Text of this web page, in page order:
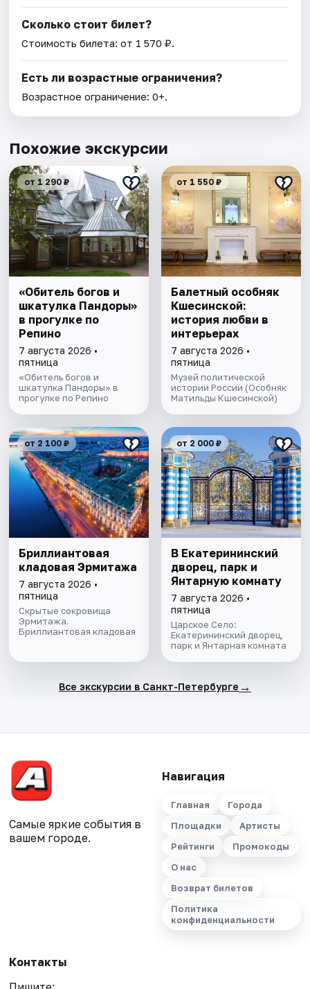
Сколько стоит билет?
Стоимость билета: от 1 570 ₽.
Есть ли возрастные ограничения?
Возрастное ограничение: 0+.
Похожие экскурсии
от 1 290 ₽
«Обитель богов и
шкатулка Пандоры»
в прогулке по
Репино
7 августа 2026 •
пятница
«Обитель богов и
шкатулка Пандоры» в
прогулке по Репино
от 1 550 ₽
Балетный особняк
Кшесинской:
история любви в
интерьерах
7 августа 2026 •
пятница
Музей политической
истории России (Особняк
Матильды Кшесинской)
от 2 100 ₽
Бриллиантовая
кладовая Эрмитажа
7 августа 2026 •
пятница
Скрытые сокровища
Эрмитажа.
Бриллиантовая кладовая
от 2 000 ₽
В Екатерининский
дворец, парк и
Янтарную комнату
7 августа 2026 •
пятница
Царское Село:
Екатерининский дворец,
парк и Янтарная комната
Все экскурсии в Санкт-Петербурге →
Самые яркие события в
вашем городе.
Навигация
Главная
Города
Площадки
Артисты
Рейтинги
Промокоды
О нас
Возврат билетов
Политика
конфиденциальности
Контакты